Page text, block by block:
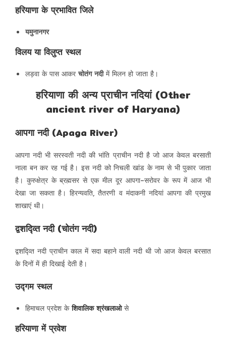
हरियाणा के प्रभावित जिले
यमुनानगर
विलय या विलुप्त स्थल
लड़वा के पास आकरचोतंग नदीमें मिलन हो जाता है।
हरियाणा की अन्य प्राचीन नदियां (Other
ancient river of Haryana)
आपगा नदी (Apaga River)
आपगा नदी भी सरस्वती नदी की भांति प्राचीन नदी है जो आज केवल बरसाती
नाला बन कर रह गई है। इस नदी को निचली खांड के नाम से भी पुकार जाता
है। कुरुक्षेत्र के ब्रह्मसर से एक मील दूर आपगा-सरोवर के रूप में आज भी
देखा जा सकता है। हिरन्यवति, तैतरणी व मंदाकनी नदियां आपगा की प्रमुख
शाखाएं थी।
द्वशद्व्ति नदी (चोतंग नदी)
द्वशद्व्ति नदी प्राचीन काल में सदा बहाने वाली नदी थी जो आज केवल बरसात
के दिनों में ही दिखाई देती है।
उद्गम स्थल
हिमाचल प्रदेश केशिवालिक श्रंखलाओसे
हरियाणा में प्रवेश